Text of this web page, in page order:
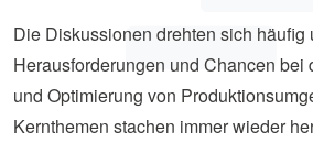
Die Diskussionen drehten sich häufig
Herausforderungen und Chancen bei
und Optimierung von
Kernthemen stachen immer wieder